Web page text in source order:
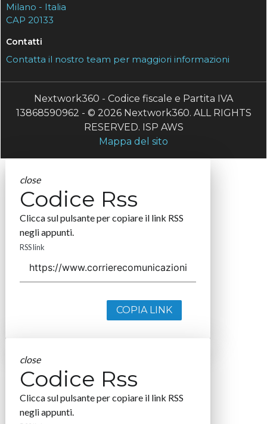
Milano - Italia
CAP 20133
Contatti
Contatta il nostro team per maggiori informazioni
Nextwork360 - Codice fiscale e Partita IVA
13868590962 - © 2026 Nextwork360. ALL RIGHTS
RESERVED. ISP AWS
Mappa del sito
close
Codice Rss
Clicca sul pulsante per copiare il link RSS
negli appunti.
RSS link
COPIA LINK
close
Codice Rss
Clicca sul pulsante per copiare il link RSS
negli appunti.